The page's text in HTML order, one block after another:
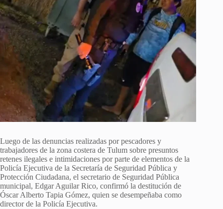
Luego de las denuncias realizadas por pescadores y
trabajadores de la zona costera de Tulum sobre presuntos
retenes ilegales e intimidaciones por parte de elementos de la
Policía Ejecutiva de la Secretaría de Seguridad Pública y
Protección Ciudadana, el secretario de Seguridad Pública
municipal, Edgar Aguilar Rico, confirmó la destitución de
Óscar Alberto Tapia Gómez, quien se desempeñaba como
director de la Policía Ejecutiva.